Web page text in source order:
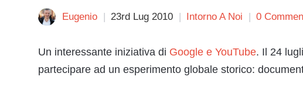
Eugenio 23rd Lug 2010 Intorno A Noi 0
Un interessante iniziativa di Google e YouTube. Il 24
partecipare ad un esperimento globale storico: